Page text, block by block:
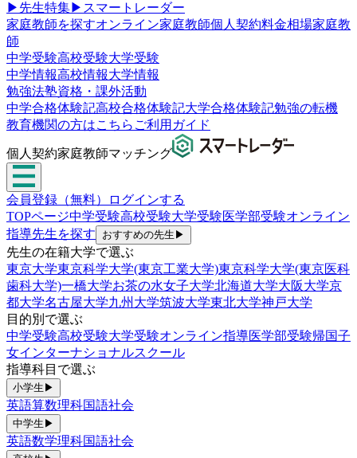
▶ 先生特集▶ スマートレーダー
家庭教師を探すオンライン家庭教師個人契約料金相場家庭教
師
中学受験高校受験大学受験
中学情報高校情報大学情報
勉強法塾資格・課外活動
中学合格体験記高校合格体験記大学合格体験記勉強の転機
教育機関の方はこちら ご利用ガイド
個人契約家庭教師マッチング
会員登録（無料）
ログインする
TOPページ中学受験高校受験大学受験医学部受験オンライン
指導先生を探す おすすめの先生 ▶
先生の在籍大学で選ぶ
東京大学東京科学大学(東京工業大学)東京科学大学(東京医科
歯科大学)一橋大学お茶の水女子大学北海道大学大阪大学京
都大学名古屋大学九州大学筑波大学東北大学神戸大学
目的別で選ぶ
中学受験高校受験大学受験オンライン指導医学部受験帰国子
女インターナショナルスクール
指導科目で選ぶ
小学生 ▶
英語算数理科国語社会
中学生 ▶
英語数学理科国語社会